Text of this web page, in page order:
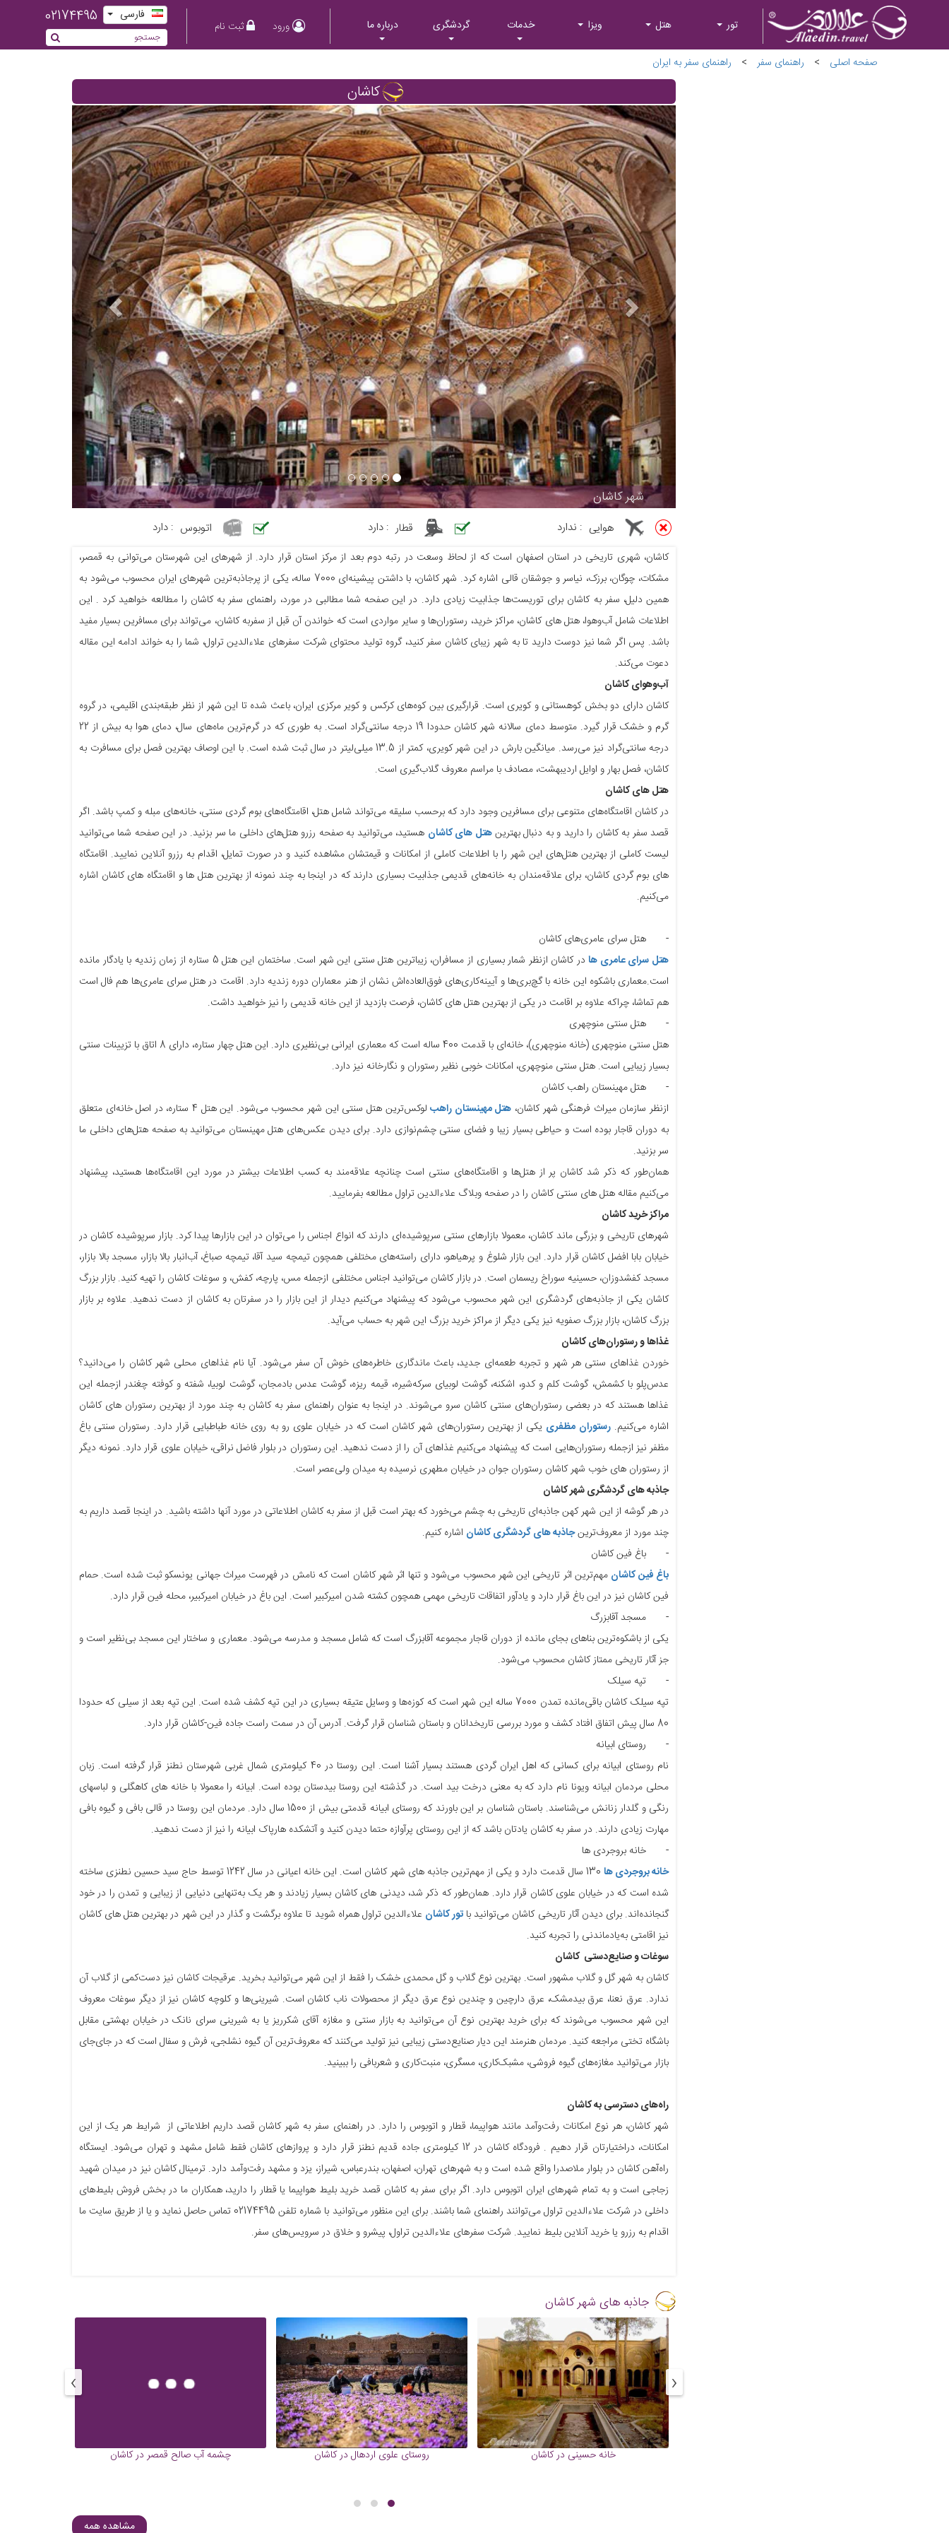
تور هتل ویزا خدمات گردشگری درباره ما ورود ثبت نام
فارسی 02174495
صفحه اصلی > راهنمای سفر > راهنمای سفر به ایران
کاشان
شهر کاشان
Previous Next
هوایی : ندارد قطار : دارد اتوبوس : دارد
کاشان، شهری تاریخی در استان اصفهان است که از لحاظ وسعت در رتبه دوم بعد از مرکز استان قرار دارد. از شهرهای این شهرستان می‌توانی به قمصر،
مشکات، چوگان، برزک، نیاسر و جوشقان قالی اشاره کرد. شهر کاشان، با داشتن پیشینه‌ای 7000 ساله، یکی از پرجاذبه‌ترین شهرهای ایران محسوب می‌شود به
همین دلیل، سفر به کاشان برای توریست‌ها جذابیت زیادی دارد. در این صفحه شما مطالبی در مورد، راهنمای سفر به کاشان را مطالعه خواهید کرد . این
اطلاعات شامل آب‌وهوا، هتل های کاشان، مراکز خرید، رستوران‌ها و سایر مواردی است که خواندن آن قبل از سفربه کاشان، می‌تواند برای مسافرین بسیار مفید
باشد. پس اگر شما نیز دوست دارید تا به شهر زیبای کاشان سفر کنید، گروه تولید محتوای شرکت سفرهای علاءالدین تراول، شما را به خواند ادامه این مقاله
دعوت می‌کند.
آب‌وهوای کاشان
کاشان دارای دو بخش کوهستانی و کویری است. قرارگیری بین کوه‌های کرکس و کویر مرکزی ایران، باعث شده تا این شهر از نظر طبقه‌بندی اقلیمی، در گروه
گرم و خشک قرار ‌گیرد. متوسط دمای سالانه شهر کاشان حدودا 19 درجه سانتی‌گراد است. به طوری که در گرم‌ترین ماه‌های سال، دمای هوا به بیش از 22
درجه سانتی‌گراد نیز می‌رسد. میانگین بارش در این شهر کویری، کمتر از 13.5 میلی‌لیتر در سال ثبت شده است. با این اوصاف بهترین فصل برای مسافرت به
کاشان، فصل بهار و اوایل اردیبهشت، مصادف با مراسم معروف گلاب‌گیری است.
هتل‌ های کاشان
در کاشان اقامتگاه‌های متنوعی برای مسافرین وجود دارد که برحسب سلیقه می‌تواند شامل هتل، اقامتگاه‌های بوم گردی سنتی، خانه‌های مبله و کمپ باشد. اگر
قصد سفر به کاشان را دارید و به دنبال بهترینهتل های کاشان هستید، می‌توانید به صفحه رزرو هتل‌های داخلی ما سر بزنید. در این صفحه شما می‌توانید
لیست کاملی از بهترین هتل‌های این شهر را با اطلاعات کاملی از امکانات و قیمتشان مشاهده کنید و در صورت تمایل، اقدام به رزرو آنلاین نمایید. اقامتگاه
های بوم گردی کاشان، برای علاقه‌مندان به خانه‌های قدیمی جذابیت بسیاری دارند که در اینجا به چند نمونه از بهترین هتل ها و اقامتگاه های کاشان اشاره
می‌کنیم.
-
هتل سرای عامری‌های کاشان
هتل سرای عامری ها
در کاشان ازنظر شمار بسیاری از مسافران، زیباترین هتل سنتی این شهر است. ساختمان این هتل 5 ستاره از زمان زندیه با یادگار مانده
است.معماری باشکوه این خانه با گچ‌بری‌ها و آیینه‌کاری‌های فوق‌العاده‌اش نشان از هنر معماران دوره زندیه دارد. اقامت در هتل سرای عامری‌ها هم فال است
هم تماشا، چراکه علاوه بر اقامت در یکی از بهترین هتل های کاشان، فرصت بازدید از این خانه قدیمی را نیز خواهید داشت.
-
هتل سنتی منوچهری
هتل سنتی منوچهری (خانه منوچهری)، خانه‌ای با قدمت 400 ساله است که معماری ایرانی بی‌نظیری دارد. این هتل چهار ستاره، دارای 8 اتاق با تزیینات سنتی
بسیار زیبایی است. هتل سنتی منوچهری، امکانات خوبی نظیر رستوران و نگارخانه نیز دارد.
-
هتل مهینستان راهب کاشان
ازنظر سازمان میراث فرهنگی شهر کاشان، هتل مهینستان راهب
لوکس‌ترین هتل سنتی این شهر محسوب می‌شود. این هتل 4 ستاره، در اصل خانه‌ای متعلق
به دوران قاجار بوده است و حیاطی بسیار زیبا و فضای سنتی چشم‌نوازی دارد. برای دیدن عکس‌های هتل مهینستان می‌توانید به صفحه هتل‌های داخلی ما
سر بزنید.
همان‌طور که ذکر شد کاشان پر از هتل‌ها و اقامتگاه‌های سنتی است چنانچه علاقه‌مند به کسب اطلاعات بیشتر در مورد این اقامتگاه‌ها هستید، پیشنهاد
می‌کنیم مقاله هتل های سنتی کاشان را در صفحه وبلاگ علاءالدین تراول مطالعه بفرمایید.
مراکز خرید کاشان
شهرهای تاریخی و بزرگی ماند کاشان، معمولا بازارهای سنتی سرپوشیده‌ای دارند که انواع اجناس را می‌توان در این بازارها پیدا کرد. بازار سرپوشیده کاشان در
خیابان بابا افضل کاشان قرار دارد. این بازار شلوغ و پرهیاهو، دارای راسته‌های مختلفی همچون تیمچه سید آقا، تیمچه صباغ، آب‌انبار بالا بازار، مسجد بالا بازار،
مسجد کفشدوزان، حسینیه سوراخ ریسمان است. در بازار کاشان می‌توانید اجناس مختلفی ازجمله مس، پارچه، کفش، و سوغات کاشان را تهیه کنید. بازار بزرگ
کاشان یکی از جاذبه‌های گردشگری این شهر محسوب می‌شود که پیشنهاد می‌کنیم دیدار از این بازار را در سفرتان به کاشان از دست ندهید. علاوه بر بازار
بزرگ کاشان، بازار بزرگ صفویه نیز یکی دیگر از مراکز خرید بزرگ این شهر به حساب می‌آید.
غذاها و رستوران‌های کاشان
خوردن غذاهای سنتی هر شهر و تجربه طعمه‌ای جدید، باعث ماندگاری خاطره‌های خوش آن سفر می‌شود. آیا نام غذاهای محلی شهر کاشان را می‌دانید؟
عدس‌پلو با کشمش، گوشت کلم و کدو، اشکنه، گوشت لوبیای سرکه‌شیره، قیمه ریزه، گوشت عدس بادمجان، گوشت لوبیا، شفته و کوفته چغندر ازجمله این
غذاها هستند که در بعضی رستوران‌های سنتی کاشان سرو می‌شوند. در اینجا به عنوان راهنمای سفر به کاشان به چند مورد از بهترین رستوران های کاشان
اشاره می‌کنیم.رستوران مظفری یکی از بهترین رستوران‌های شهر کاشان است که در خیابان علوی رو به روی خانه طباطبایی قرار دارد. رستوران سنتی باغ
مظفر نیز ازجمله رستوران‌هایی است که پیشنهاد می‌کنیم غذاهای آن را از دست ندهید. این رستوران در بلوار فاضل نراقی، خیابان علوی قرار دارد. نمونه دیگر
از رستوران های خوب شهر کاشان رستوران جوان در خیابان مطهری نرسیده به میدان ولی‌عصر است.
جاذبه های گردشگری شهر کاشان
در هر گوشه از این شهر کهن جاذبه‌ای تاریخی به چشم می‌خورد که بهتر است قبل از سفر به کاشان اطلاعاتی در مورد آنها داشته باشید. در اینجا قصد داریم به
چند مورد از معروف‌ترینجاذبه های گردشگری کاشان اشاره کنیم.
-
باغ فین کاشان
باغ فین کاشان مهم‌ترین اثر تاریخی این شهر محسوب می‌شود و تنها اثر شهر کاشان است که نامش در فهرست میراث جهانی یونسکو ثبت شده است. حمام
فین کاشان نیز در این باغ قرار دارد و یادآور اتفاقات تاریخی مهمی همچون کشته شدن امیرکبیر است. این باغ در خیابان امیرکبیر، محله فین قرار دارد.
-
مسجد آقابزرگ
یکی از باشکوه‌ترین بناهای بجای مانده از دوران قاجار مجموعه آقابزرگ است که شامل مسجد و مدرسه می‌شود. معماری و ساختار این مسجد بی‌نظیر است و
جز آثار تاریخی ممتاز کاشان محسوب می‌شود.
-
تپه سیلک
تپه سیلک کاشان باقی‌مانده تمدن 7000 ساله این شهر است که کوزه‌ها و وسایل عتیقه بسیاری در این تپه کشف شده است. این تپه بعد از سیلی که حدودا
80 سال پیش اتفاق افتاد کشف و مورد بررسی تاریخدانان و باستان شناسان قرار گرفت. آدرس آن در سمت راست جاده فین-کاشان قرار دارد.
-
روستای ابیانه
نام روستای ابیانه برای کسانی که اهل ایران گردی هستند بسیار آشنا است. این روستا در 40 کیلومتری شمال غربی شهرستان نطنز قرار گرفته است. زبان
محلی مردمان ابیانه ویونا نام دارد که به معنی درخت بید است. در گذشته این روستا بیدستان بوده است. ابیانه را معمولا با خانه های کاهگلی و لباسهای
رنگی و گلدار زنانش می‌شناسند. باستان شناسان بر این باورند که روستای ابیانه قدمتی بیش از 1500 سال دارد. مردمان این روستا در قالی بافی و گیوه بافی
مهارت زیادی دارند. در سفر به کاشان یادتان باشد که از این روستای پرآوازه حتما دیدن کنید و آتشکده هارپاک ابیانه را نیز از دست ندهید.
-
خانه بروجردی ‌ها
خانه بروجردی ها
130 سال قدمت دارد و یکی از مهم‌ترین جاذبه ‌های شهر کاشان است. این خانه اعیانی در سال 1242 توسط حاج سید حسین نطنزی ساخته
شده است که در خیابان علوی کاشان قرار دارد. همان‌طور که ذکر شد، دیدنی های کاشان بسیار زیادند و هر یک به‌تنهایی دنیایی از زیبایی و تمدن را در خود
گنجانده‌اند. برای دیدن آثار تاریخی کاشان می‌توانید با تور کاشان علاءالدین تراول همراه شوید تا علاوه برگشت و گذار در این شهر در بهترین هتل های کاشان
نیز اقامتی به‌یادماندنی را تجربه کنید.
سوغات و صنایع‌دستی کاشان
کاشان به شهر گل و گلاب مشهور است. بهترین نوع گلاب و گل محمدی خشک را فقط از این شهر می‌توانید بخرید. عرقیجات کاشان نیز دست‌کمی از گلاب آن
ندارد. عرق نعنا، عرق بیدمشک، عرق دارچین و چندین نوع عرق دیگر از محصولات ناب کاشان است. شیرینی‌ها و کلوچه کاشان نیز از دیگر سوغات معروف
این شهر محسوب می‌شوند که برای خرید بهترین نوع آن می‌توانید به بازار سنتی و مغازه آقای شکرریز یا به شیرینی سرای نانک در خیابان بهشتی مقابل
باشگاه تختی مراجعه کنید. مردمان هنرمند این دیار صنایع‌دستی زیبایی نیز تولید می‌کنند که معروف‌ترین آن گیوه نشلجی، فرش و سفال است که در جای‌جای
بازار می‌توانید مغازه‌های گیوه فروشی، مشبک‌کاری، مسگری، منبت‌کاری و شعربافی را ببینید.
راه‌های دسترسی به کاشان
شهر کاشان، هر نوع امکانات رفت‌وآمد مانند هواپیما، قطار و اتوبوس را دارد. در راهنمای سفر به شهر کاشان قصد داریم اطلاعاتی از شرایط هر یک از این
امکانات، دراختیارتان قرار دهیم . فرودگاه کاشان در 12 کیلومتری جاده قدیم نطنز قرار دارد و پروازهای کاشان فقط شامل مشهد و تهران می‌شود. ایستگاه
راه‌آهن کاشان در بلوار ملاصدرا واقع شده است و به شهرهای تهران، اصفهان، بندرعباس، شیراز، یزد و مشهد رفت‌وآمد دارد. ترمینال کاشان نیز در میدان شهید
زجاجی است و به تمام شهرهای ایران اتوبوس دارد. اگر برای سفر به کاشان قصد خرید بلیط هواپیما یا قطار را دارید، همکاران ما در بخش فروش بلیط‌های
داخلی در شرکت علاءالدین تراول می‌توانند راهنمای شما باشند. برای این منظور می‌توانید با شماره تلفن 02174495 تماس حاصل نماید و یا از طریق سایت ما
اقدام به رزرو یا خرید آنلاین بلیط نمایید. شرکت سفرهای علاءالدین تراول، پیشرو و خلاق در سرویس‌های سفر.
جاذبه های شهر کاشان
خانه حسینی در کاشان روستای علوی اردهال در کاشان چشمه آب صالح قمصر در کاشان
‹
›
مشاهده همه